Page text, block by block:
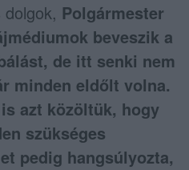
Polgármester
beveszik a
de itt senki nem
minden eldőlt volna.
azt közöltük, hogy
szükséges
pedig hangsúlyozta,